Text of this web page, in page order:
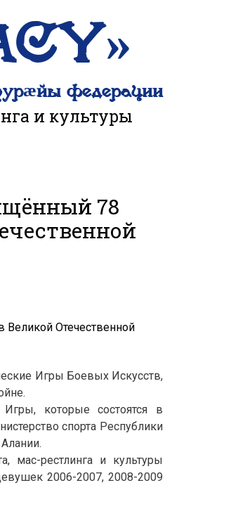
федерации
и культуры
78
Игры Боевых Искусств,
которые состоятся в
спорта Республики
мас-рестлинга и культуры
2006-2007, 2008-2009